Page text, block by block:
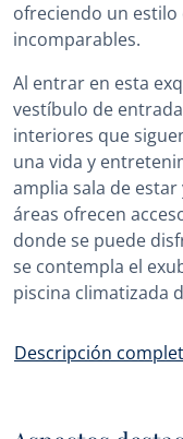
ofreciendo un
incomparables.
Al entrar en esta
vestíbulo de
interiores que
una vida y
amplia sala de
áreas ofrecen
donde se puede
se contempla el
piscina climatizada
Descripción